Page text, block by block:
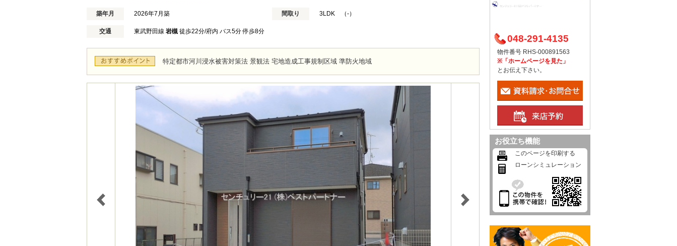
築年月 2026年7月築 間取り 3LDK （-）
交通 東武野田線 岩槻徒歩22分/府内 バス5分 停歩8分
特定都市河川浸水被害対策法 景観法 宅地造成工事規制区域 準防火地域
048-291-4135
物件番号 RHS-000891563
※「ホームページを見た」
とお伝え下さい。
お役立ち機能
このページを印刷する
ローンシミュレーション